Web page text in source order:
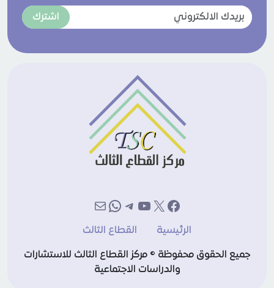
اشترك
فيسبوك
إكسيوتيوب
تيليجرام
واتساب
بريد
الرئيسية
القطاع الثالث
جميع الحقوق محفوظة © مركز القطاع الثالث للاستشارات
والدراسات الاجتماعية